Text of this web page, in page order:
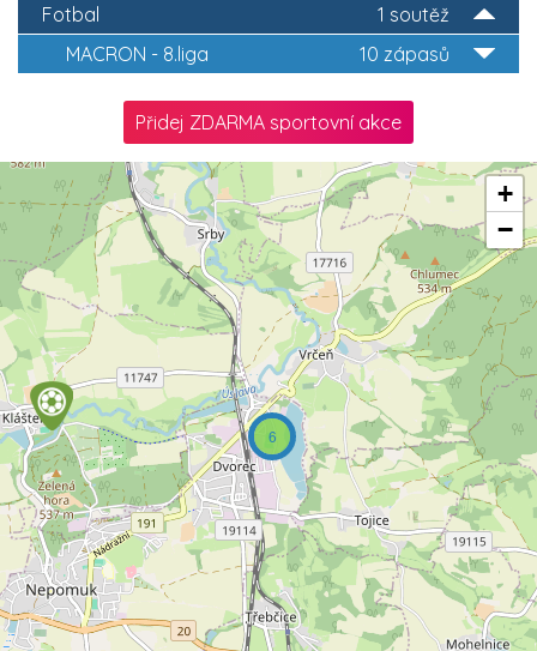
1 soutěž
Fotbal
10 zápasů
MACRON - 8.liga
Přidej ZDARMA sportovní akce
6
+
−